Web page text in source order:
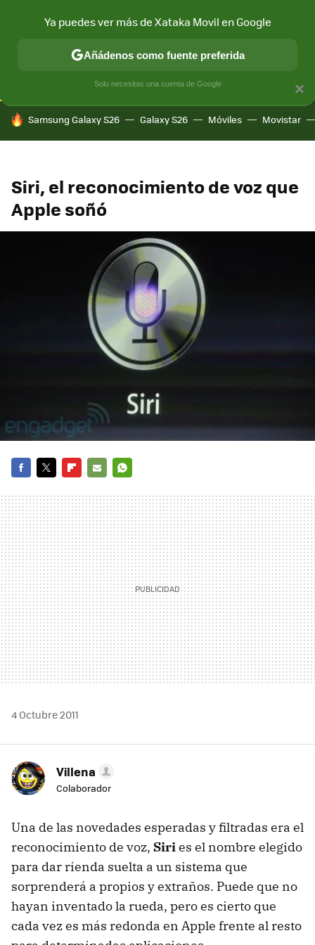
CONECTIVIDAD MÓVIL Y SOCIEDAD APLICACIONES
HOY SE HABLA DE
Samsung Galaxy S26 Galaxy S26 Móviles Movistar
Siri, el reconocimiento de voz que
Apple soñó
MAIL
4 Octubre 2011
Villena
Colaborador
Una de las novedades esperadas y filtradas era el
reconocimiento de voz, Siries el nombre elegido
para dar rienda suelta a un sistema que
sorprenderá a propios y extraños. Puede que no
hayan inventado la rueda, pero es cierto que
cada vez es más redonda en Apple frente al resto
×
Ya puedes ver más de Xataka Movil en Google
Añádenos como fuente preferida
Solo necesitas una cuenta de Google